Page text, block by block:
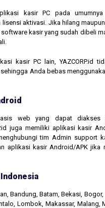
kasir PC pada umumnya
aktivasi. Jika hilang
kasir yang sudah dibeli
kasir PC lain, YAZCORP.id
Anda bebas
web yang dapat diakses
juga memiliki aplikasi kasir
tim Admin support
aplikasi kasir Android/APK jika
Bandung, Batam, Bekasi, Bogor,
Lombok, Makassar, Malang,